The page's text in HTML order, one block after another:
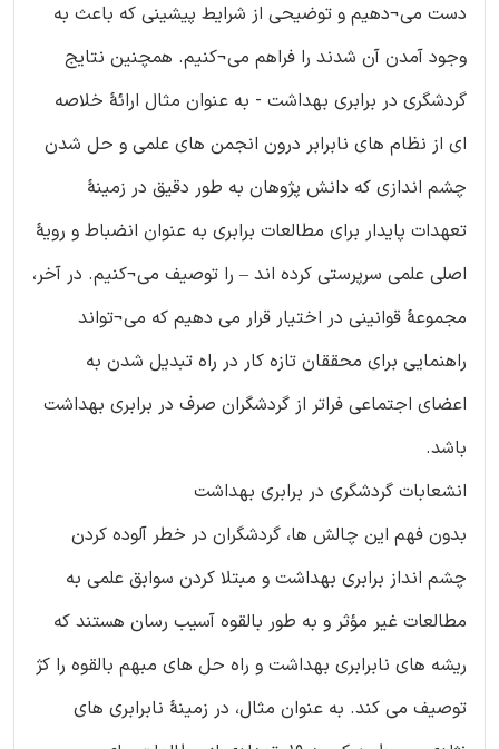
دست می¬دهیم و توضیحی از شرایط پیشینی که باعث به
وجود آمدن آن شدند را فراهم می¬کنیم. همچنین نتایج
گردشگری در برابری بهداشت - به عنوان مثال ارائۀ خلاصه
ای از نظام های نابرابر درون انجمن های علمی و حل شدن
چشم اندازی که دانش پژوهان به طور دقیق در زمینۀ
تعهدات پایدار برای مطالعات برابری به عنوان انضباط و رویۀ
اصلی علمی سرپرستی کرده اند – را توصیف می¬کنیم. در آخر،
مجموعۀ قوانینی در اختیار قرار می دهیم که می¬تواند
راهنمایی برای محققان تازه کار در راه تبدیل شدن به
اعضای اجتماعی فراتر از گردشگران صرف در برابری بهداشت
باشد.
انشعابات گردشگری در برابری بهداشت
بدون فهم این چالش ها، گردشگران در خطر آلوده کردن
چشم انداز برابری بهداشت و مبتلا کردن سوابق علمی به
مطالعات غیر مؤثر و به طور بالقوه آسیب رسان هستند که
ریشه های نابرابری بهداشت و راه حل های مبهم بالقوه را کژ
توصیف می کند. به عنوان مثال، در زمینۀ نابرابری های